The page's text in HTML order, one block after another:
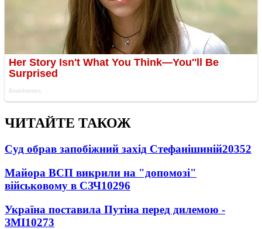
ЧИТАЙТЕ ТАКОЖ
Суд обрав запобіжний захід Стефанішиній20352
Майора ВСП викрили на "допомозі"
військовому в СЗЧ10296
Україна поставила Путіна перед дилемою -
ЗМІ10273